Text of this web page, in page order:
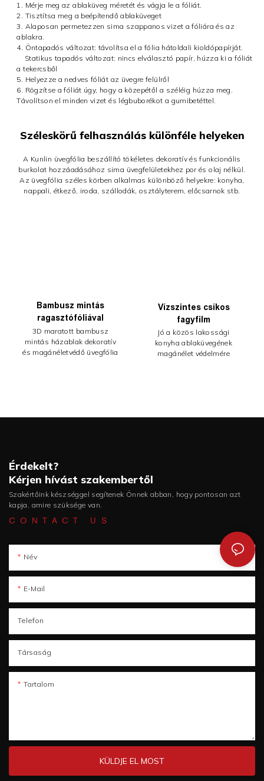
1. Mérje meg az ablaküveg méretét és vágja le a fóliát.
2. Tisztítsa meg a beépítendő ablaküveget
3. Alaposan permetezzen sima szappanos vizet a fóliára és az
ablakra.
4. Öntapadós változat: távolítsa el a fólia hátoldali kioldópapírját.
Statikus tapadós változat: nincs elválasztó papír, húzza ki a fóliát
a tekercsből
5. Helyezze a nedves fóliát az üvegre felülről
6. Rögzítse a fóliát úgy, hogy a közepétől a széléig húzza meg.
Távolítson el minden vizet és légbuborékot a gumibetéttel.
Széleskörű felhasználás különféle helyeken
A Kunlin üvegfólia beszállító tökéletes dekoratív és funkcionális
burkolat hozzáadásához sima üvegfelületekhez por és olaj nélkül.
Az üvegfólia széles körben alkalmas különböző helyekre: konyha,
nappali, étkező, iroda, szállodák, osztályterem, előcsarnok stb.
Bambusz mintás
ragasztófóliával
3D maratott bambusz
mintás házablak dekoratív
és magánéletvédő üvegfólia
Vízszintes csíkos
fagyfilm
Jó a közös lakossági
konyha ablaküvegének
magánélet védelmére
Érdekelt?
Kérjen hívást szakembertől
Szakértőink készséggel segítenek Önnek abban, hogy pontosan azt
kapja, amire szüksége van.
CONTACT US
Név
E-Mail
Telefon
Társaság
Tartalom
KÜLDJE EL MOST